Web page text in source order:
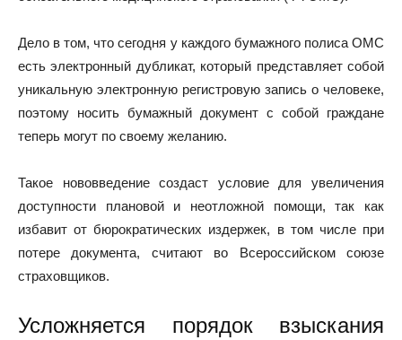
Дело в том, что сегодня у каждого бумажного полиса ОМС
есть электронный дубликат, который представляет собой
уникальную электронную регистровую запись о человеке,
поэтому носить бумажный документ с собой граждане
теперь могут по своему желанию.
Такое нововведение создаст условие для увеличения
доступности плановой и неотложной помощи, так как
избавит от бюрократических издержек, в том числе при
потере документа, считают во Всероссийском союзе
страховщиков.
Усложняется порядок взыскания